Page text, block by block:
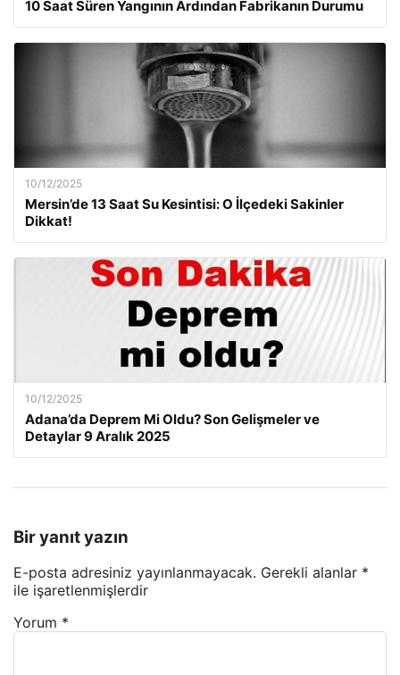
10 Saat Süren Yangının Ardından Fabrikanın Durumu
10/12/2025
Mersin’de 13 Saat Su Kesintisi: O İlçedeki Sakinler
Dikkat!
10/12/2025
Adana’da Deprem Mi Oldu? Son Gelişmeler ve
Detaylar 9 Aralık 2025
Bir yanıt yazın
E-posta adresiniz yayınlanmayacak. Gerekli alanlar *
ile işaretlenmişlerdir
Yorum *